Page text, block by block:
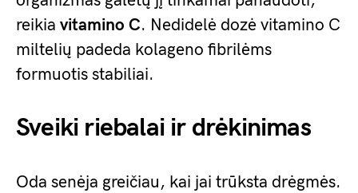
reikia vitamino C. Nedidelė dozė vitamino C
miltelių padeda kolageno fibrilėms
formuotis stabiliai.
Sveiki riebalai ir drėkinimas
Oda senėja greičiau, kai jai trūksta drėgmės.